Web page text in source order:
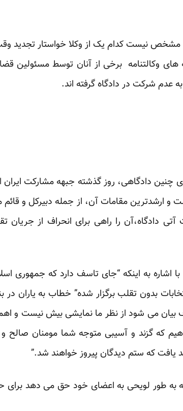
نیست کدام یک از وکلا خواستار تجدید وقت
های وکالتنامه برخی از آنان توسط مسئولین
عدم شرکت در دادگاه گرفته اند.
چنین دادگاهی، روز گذشته جبهه مشارکت
و ارشدترین مقامات آن، از جمله دبیرکل و
آتی دادگاه،آن را راهی برای انحراف از
اشاره به اینکه “جای تاسف دارد که جمهوری
بدون تقلب برگزار شده” خطاب به یاران
بیان می شود از نظر ما نمایشی بیش نیست و
که گزند و آسیبی متوجه شما مومنان صالح و
یافت که ستم دیدگان پیروز خواهند شد.”
به طور لویحی به اعضای خود حق می دهد